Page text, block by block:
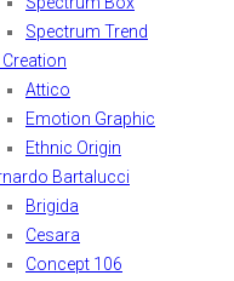
Spectrum Trend
Creation
Attico
Emotion Graphic
Ethnic Origin
Bartalucci
Brigida
Cesara
Concept 106